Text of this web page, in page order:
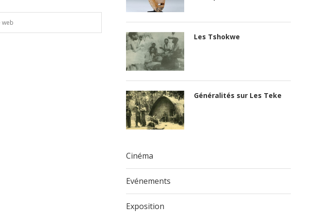
Les Tshokwe
Généralités sur Les Teke
Cinéma
Evénements
Exposition